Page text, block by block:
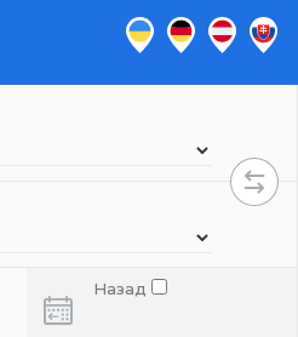
Назад